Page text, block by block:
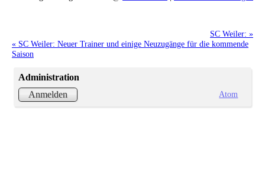
SC Weiler: »
« SC Weiler: Neuer Trainer und einige Neuzugänge für die kommende
Saison
Administration
Anmelden
Atom